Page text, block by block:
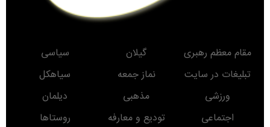
مقام معظم رهبری گیلان
سیاسی
تبلیغات در سایت
نماز جمعه
سیاهکل
ورزشی
مذهبی
دیلمان
اجتماعی
تودیع و معارفه
روستاها